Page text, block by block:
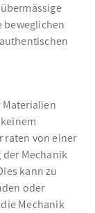
beweglichen
raten von einer
Mechanik
kann zu
oder
Mechanik